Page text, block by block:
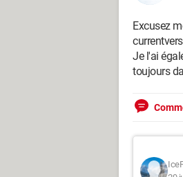
Excusez
Je l'ai
toujours